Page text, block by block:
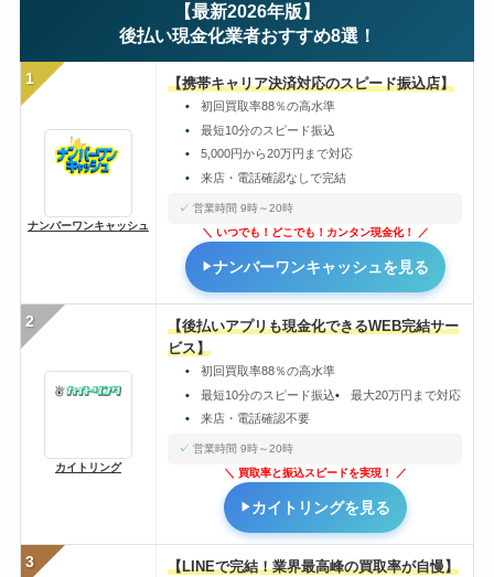
【最新2026年版】
後払い現金化業者おすすめ8選！
1
ナンバーワンキャッシュ
【携帯キャリア決済対応のスピード振込店】
初回買取率88％の高水準
最短10分のスピード振込
5,000円から20万円まで対応
来店・電話確認なしで完結
営業時間 9時～20時
いつでも！どこでも！カンタン現金化！
ナンバーワンキャッシュを見る
2
カイトリング
【後払いアプリも現金化できるWEB完結サー
ビス】
初回買取率88％の高水準
最短10分のスピード振込
最大20万円まで対応
来店・電話確認不要
営業時間 9時～20時
買取率と振込スピードを実現！
カイトリングを見る
3 【LINEで完結！業界最高峰の買取率が自慢】